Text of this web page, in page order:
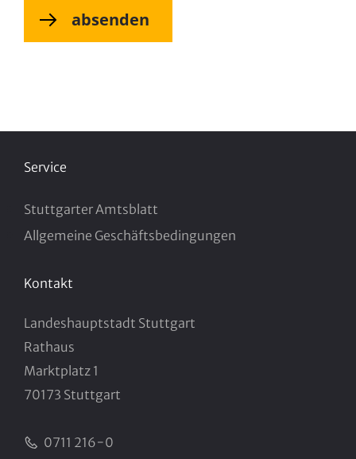
absenden
Service
Stuttgarter Amtsblatt
Allgemeine Geschäftsbedingungen
Kontakt
Landeshauptstadt Stuttgart
Rathaus
Marktplatz 1
70173 Stuttgart
0711 216−0